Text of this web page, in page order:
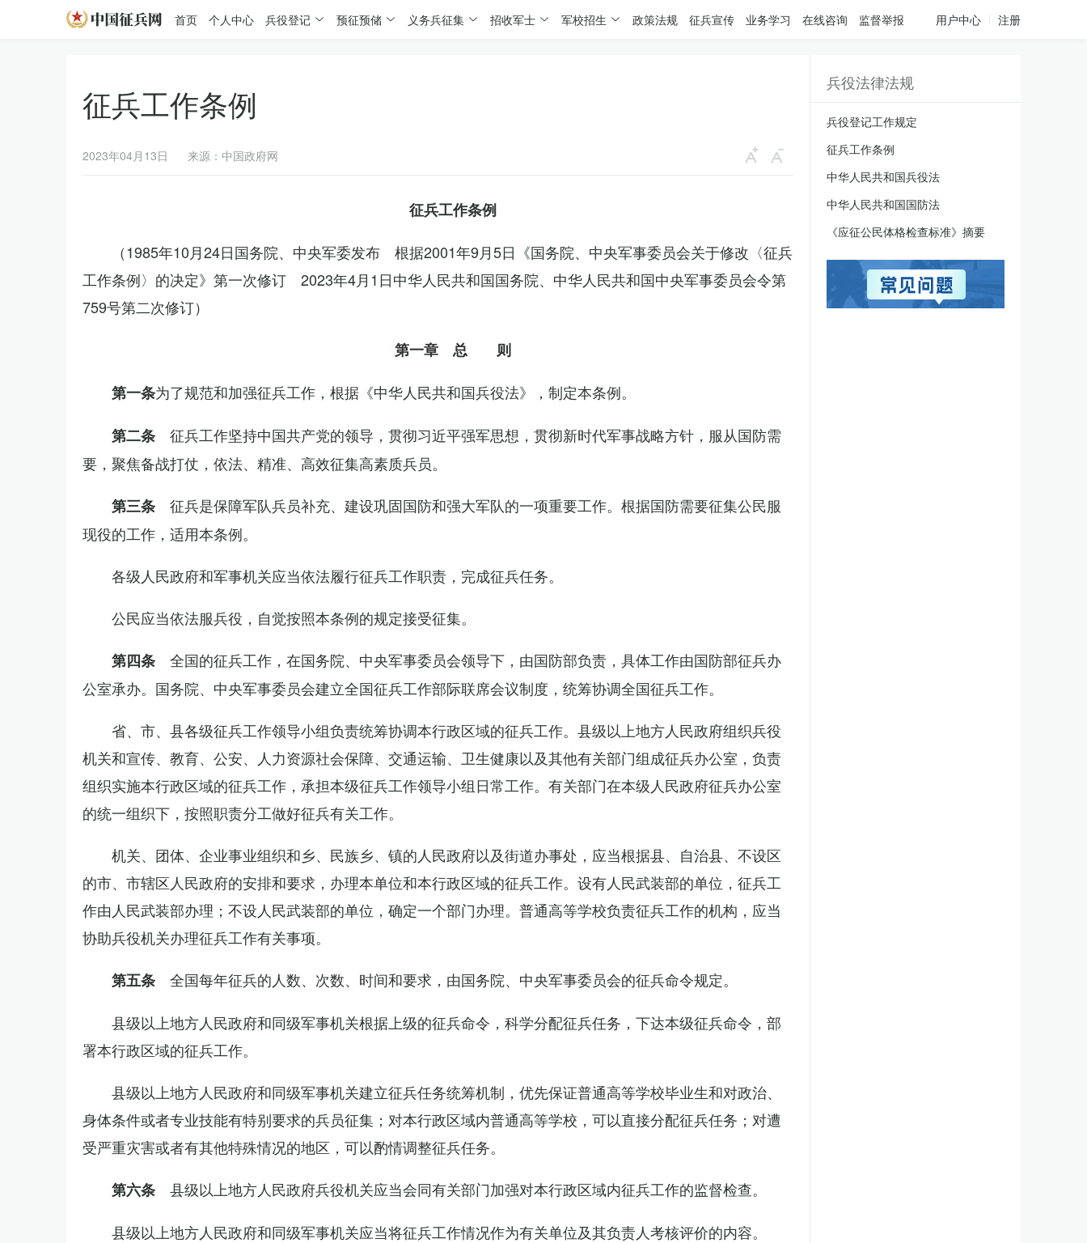
首页 个人中心 兵役登记 预征预储 义务兵征集 招收军士 军校招生 政策法规 征兵宣传 业务学习 在线咨询 监督举报 用户中心 注册
征兵工作条例
2023年04月13日 来源：中国政府网
征兵工作条例
（1985年10月24日国务院、中央军委发布 根据2001年9月5日《国务院、中央军事委员会关于修改〈征兵
工作条例〉的决定》第一次修订 2023年4月1日中华人民共和国国务院、中华人民共和国中央军事委员会令第
759号第二次修订）
第一章 总 则
第一条为了规范和加强征兵工作，根据《中华人民共和国兵役法》，制定本条例。
第二条 征兵工作坚持中国共产党的领导，贯彻习近平强军思想，贯彻新时代军事战略方针，服从国防需
要，聚焦备战打仗，依法、精准、高效征集高素质兵员。
第三条 征兵是保障军队兵员补充、建设巩固国防和强大军队的一项重要工作。根据国防需要征集公民服
现役的工作，适用本条例。
各级人民政府和军事机关应当依法履行征兵工作职责，完成征兵任务。
公民应当依法服兵役，自觉按照本条例的规定接受征集。
第四条 全国的征兵工作，在国务院、中央军事委员会领导下，由国防部负责，具体工作由国防部征兵办
公室承办。国务院、中央军事委员会建立全国征兵工作部际联席会议制度，统筹协调全国征兵工作。
省、市、县各级征兵工作领导小组负责统筹协调本行政区域的征兵工作。县级以上地方人民政府组织兵役
机关和宣传、教育、公安、人力资源社会保障、交通运输、卫生健康以及其他有关部门组成征兵办公室，负责
组织实施本行政区域的征兵工作，承担本级征兵工作领导小组日常工作。有关部门在本级人民政府征兵办公室
的统一组织下，按照职责分工做好征兵有关工作。
机关、团体、企业事业组织和乡、民族乡、镇的人民政府以及街道办事处，应当根据县、自治县、不设区
的市、市辖区人民政府的安排和要求，办理本单位和本行政区域的征兵工作。设有人民武装部的单位，征兵工
作由人民武装部办理；不设人民武装部的单位，确定一个部门办理。普通高等学校负责征兵工作的机构，应当
协助兵役机关办理征兵工作有关事项。
第五条 全国每年征兵的人数、次数、时间和要求，由国务院、中央军事委员会的征兵命令规定。
县级以上地方人民政府和同级军事机关根据上级的征兵命令，科学分配征兵任务，下达本级征兵命令，部
署本行政区域的征兵工作。
县级以上地方人民政府和同级军事机关建立征兵任务统筹机制，优先保证普通高等学校毕业生和对政治、
身体条件或者专业技能有特别要求的兵员征集；对本行政区域内普通高等学校，可以直接分配征兵任务；对遭
受严重灾害或者有其他特殊情况的地区，可以酌情调整征兵任务。
第六条 县级以上地方人民政府兵役机关应当会同有关部门加强对本行政区域内征兵工作的监督检查。
县级以上地方人民政府和同级军事机关应当将征兵工作情况作为有关单位及其负责人考核评价的内容。
兵役法律法规
兵役登记工作规定
征兵工作条例
中华人民共和国兵役法
中华人民共和国国防法
《应征公民体格检查标准》摘要